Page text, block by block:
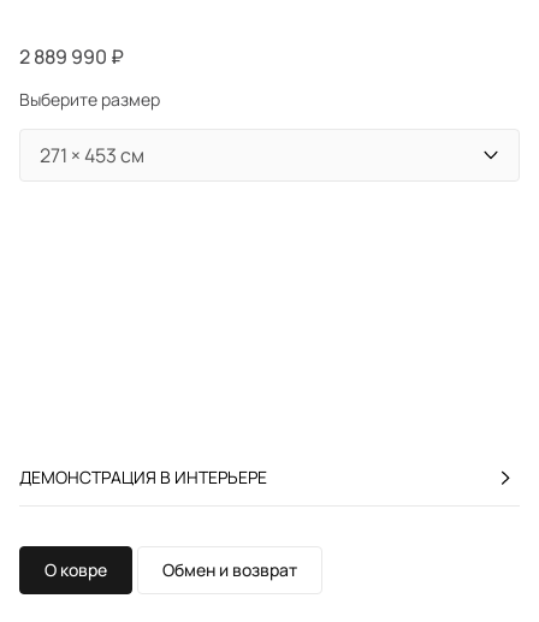
2 889 990 ₽
Выберите размер
ДЕМОНСТРАЦИЯ В ИНТЕРЬЕРЕ
О ковре Обмен и возврат